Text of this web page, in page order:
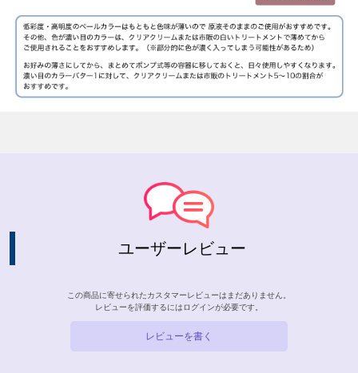
ユーザーレビュー
この商品に寄せられたカスタマーレビューはまだありません。
レビューを評価するには ログインが必要です。
レビューを書く